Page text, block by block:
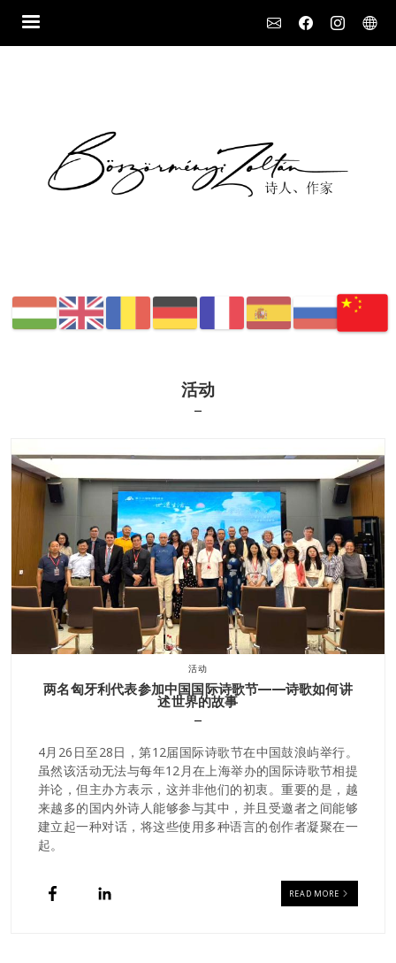
活动
活动
两名匈牙利代表参加中国国际诗歌节——诗歌如何讲
述世界的故事
4月26日至28日，第12届国际诗歌节在中国鼓浪屿举行。
虽然该活动无法与每年12月在上海举办的国际诗歌节相提
并论，但主办方表示，这并非他们的初衷。重要的是，越
来越多的国内外诗人能够参与其中，并且受邀者之间能够
建立起一种对话，将这些使用多种语言的创作者凝聚在一
起。
READ MORE